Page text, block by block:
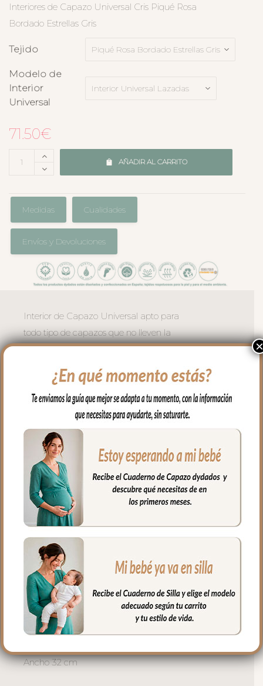
Interiores de Capazo Universal Cris Piqué Rosa
Bordado Estrellas Gris
Tejido
Modelo de
Interior
Universal
71.50€
AÑADIR AL CARRITO
Medidas Cualidades
Envíos y Devoluciones
Interior de Capazo Universal apto para
todo tipo de capazos que no lleven la
capota unida al capazo mediante
Vuelve el borde del todo el capazo.
En la zona del asa de la capota con tiras
para ajustar bien.
Este interior en tejido piqué bordado; un
piqué de algodón, lleva relleno en todo el
lateral, vuelve el aro en todo el capazo. El
colchón siempre va encima. Necesitas
bajera o sabanita.
**No incluye bajera.
En la zona del asa de la capota se ajusta
con lazos.
Puedes lavar a mano o en lavadora,
siempre agua fría, jabones no abrasivos y
secado al natural.
Medidas:
Largo: 76 cm
Ancho 32 cm
×